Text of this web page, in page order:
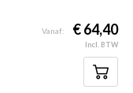
Vanaf: € 64,40
Incl. BTW